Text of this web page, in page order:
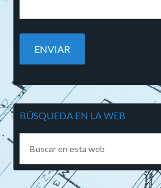
BÚSQUEDA EN LA WEB